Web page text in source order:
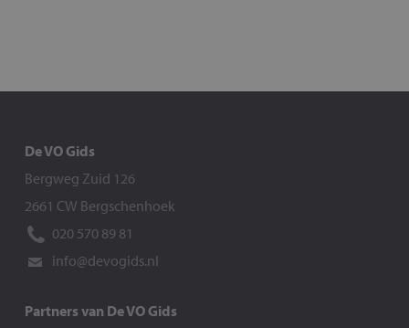
De VO Gids
Bergweg Zuid 126
2661 CW Bergschenhoek
020 570 89 81
info@devogids.nl
Partners van De VO Gids